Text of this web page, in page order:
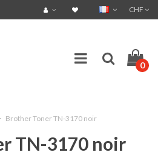
CHF
0
Brother Toner TN-3170 noir
TN-3170 noir